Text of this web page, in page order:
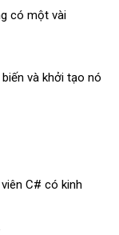
có một vài
và khởi tạo nó
C# có kinh